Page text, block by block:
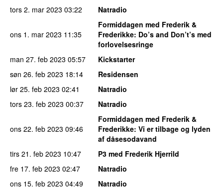
tors 2. mar 2023 03:22 Natradio
ons 1. mar 2023 11:35
Formiddagen med Frederik &
Frederikke: Do’s and Don’t’s med
forlovelsesringe
man 27. feb 2023 05:57
Kickstarter
søn 26. feb 2023 18:14
Residensen
lør 25. feb 2023 02:41
Natradio
tors 23. feb 2023 00:37 Natradio
ons 22. feb 2023 09:46
Formiddagen med Frederik &
Frederikke: Vi er tilbage og lyden
af dåsesodavand
tirs 21. feb 2023 10:47
P3 med Frederik Hjerrild
fre 17. feb 2023 02:47
Natradio
ons 15. feb 2023 04:49
Natradio